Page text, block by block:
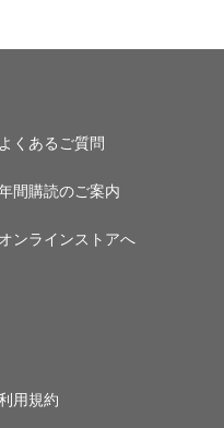
よくあるご質問
間購読のご案内
オンラインストアへ
用規約